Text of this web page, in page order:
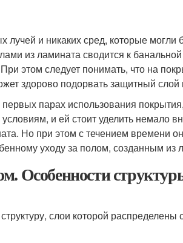
и никаких сред, которые могли
из ламината сводится к
этом следует понимать, что на
здорово подорвать защитный слой
парах использования
и ей стоит уделить немало
Но при этом с течением времени
уходу за полом, созданным из
Особенности
слои которой